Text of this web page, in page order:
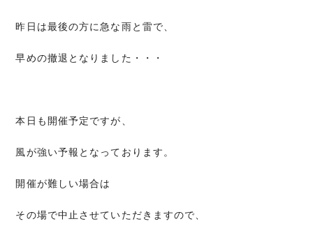
昨日は最後の方に急な雨と雷で、
早めの撤退となりました・・・
本日も開催予定ですが、
風が強い予報となっております。
開催が難しい場合は
その場で中止させていただきますので、